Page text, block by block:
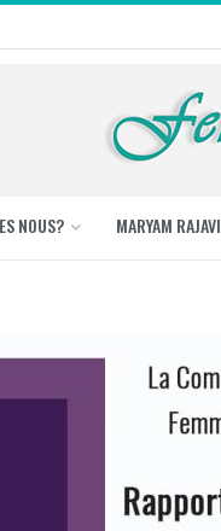
NOUS? MARYAM RAJAVI